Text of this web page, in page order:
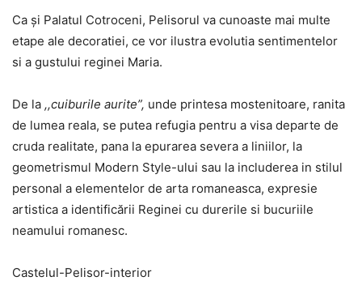
Ca şi Palatul Cotroceni, Pelisorul va cunoaste mai multe
etape ale decoratiei, ce vor ilustra evolutia sentimentelor
si a gustului reginei Maria.
De la ,,cuiburile aurite”, unde printesa mostenitoare, ranita
de lumea reala, se putea refugia pentru a visa departe de
cruda realitate, pana la epurarea severa a liniilor, la
geometrismul Modern Style-ului sau la includerea in stilul
personal a elementelor de arta romaneasca, expresie
artistica a identificării Reginei cu durerile si bucuriile
neamului romanesc.
Castelul-Pelisor-interior